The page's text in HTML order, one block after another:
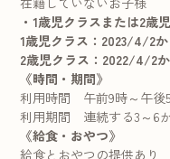
・1歳児クラスまたは2歳
1歳児クラス：2023/4/2
2歳児クラス：2022/4/2
《時間・期間》
利用時間 午前9時～午後
利用期間 連続する3～6
《給食・おやつ》
給食とおやつの提供あり